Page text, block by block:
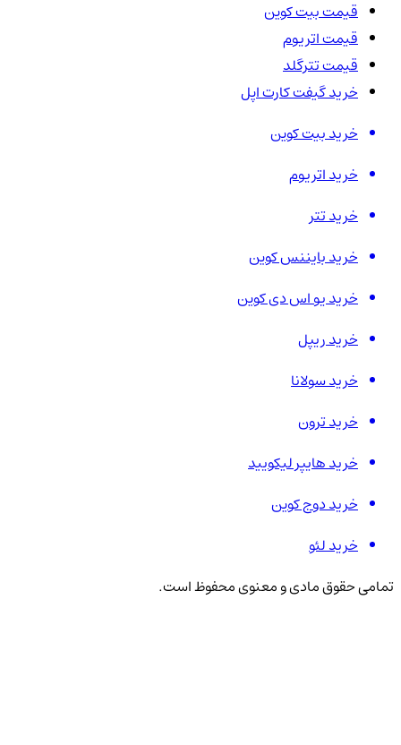
قیمت بیت کوین
قیمت اتریوم
قیمت تترگلد
خرید گیفت کارت اپل
خرید بیت کوین
خرید اتریوم
خرید تتر
خرید بایننس کوین
خرید یو اس دی کوین
خرید ریپل
خرید سولانا
خرید ترون
خرید هایپر لیکویید
خرید دوج کوین
خرید لئو
تمامی حقوق مادی و معنوی محفوظ است.